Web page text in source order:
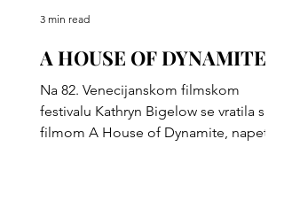
A HOUSE OF DYNAMITE
Na 82. Venecijanskom filmskom
festivalu Kathryn Bigelow se vratila sa
filmom A House of Dynamite, napetim
3 min read